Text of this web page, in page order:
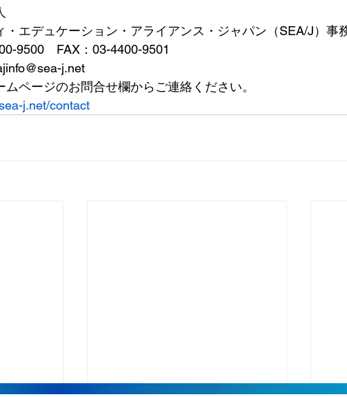
・エデュケーション・アライアンス・ジャパン（SEA/J）事
9500　FAX：03-4400-9501
j.net
ムページのお問合せ欄からご連絡ください。
j.net/contact